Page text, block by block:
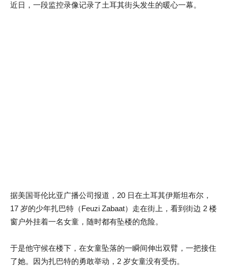
近日，一段监控录像记录了土耳其街头发生的暖心一幕。
据美国哥伦比亚广播公司报道，20 日在土耳其伊斯坦布尔，
17 岁的少年扎巴特（Feuzi Zabaat）走在街上，看到街边 2 楼
窗户外挂着一名女童，随时都有坠楼的危险。
于是他守候在楼下，在女童坠落的一瞬间伸出双臂，一把接住
了她。因为扎巴特的勇敢举动，2 岁女童没有受伤。